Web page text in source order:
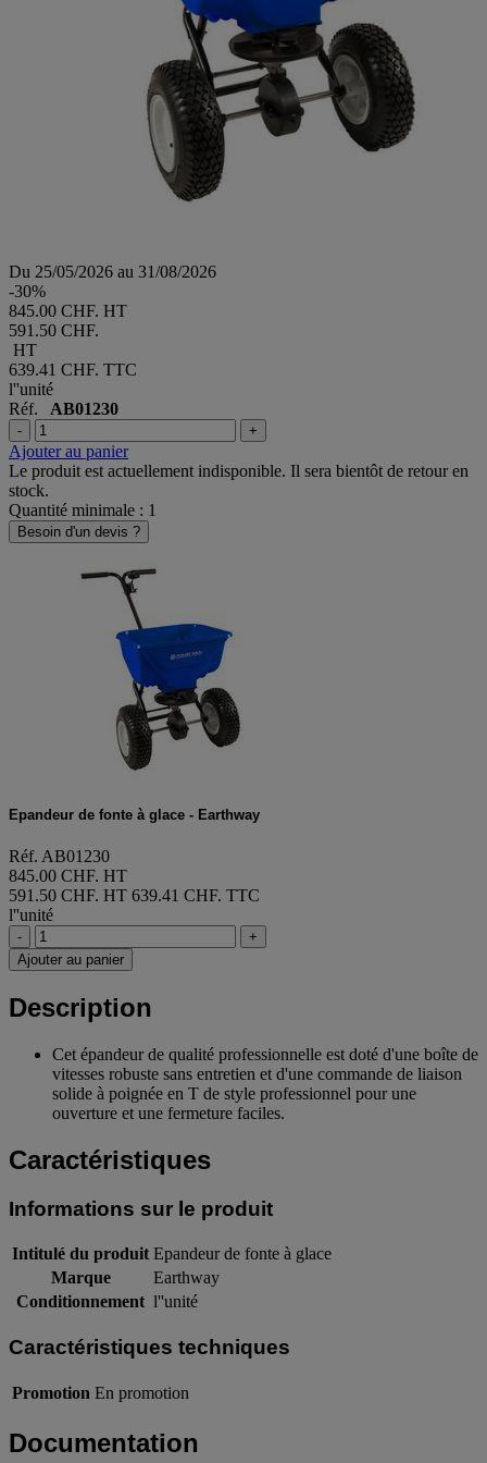
Du 25/05/2026 au 31/08/2026
-30%
845.00 CHF. HT
591.50 CHF.
HT
639.41 CHF. TTC
l''unité
Réf. AB01230
- +
Ajouter au panier
Le produit est actuellement indisponible. Il sera bientôt de retour en
stock.
Quantité minimale : 1
Besoin d'un devis ?
Epandeur de fonte à glace - Earthway
Réf. AB01230
845.00 CHF. HT
591.50 CHF. HT 639.41 CHF. TTC
l''unité
-
+
Ajouter au panier
Description
Cet épandeur de qualité professionnelle est doté d'une boîte de
vitesses robuste sans entretien et d'une commande de liaison
solide à poignée en T de style professionnel pour une
ouverture et une fermeture faciles.
Caractéristiques
Informations sur le produit
Intitulé du produit Epandeur de fonte à glace
Marque
Earthway
Conditionnement l''unité
Caractéristiques techniques
Promotion En promotion
Documentation